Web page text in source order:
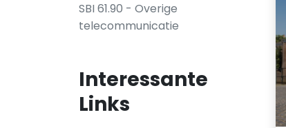
SBI 61.90 - Overige
telecommunicatie
Interessante
Links